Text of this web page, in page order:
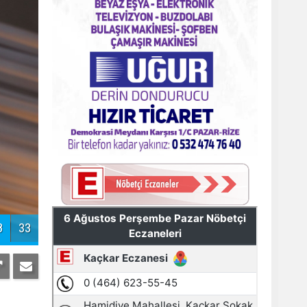
33
Pazar'daki bayramlaşmada projeler
tartışıldı
AYDER'E BAKANLIK KORUMASI